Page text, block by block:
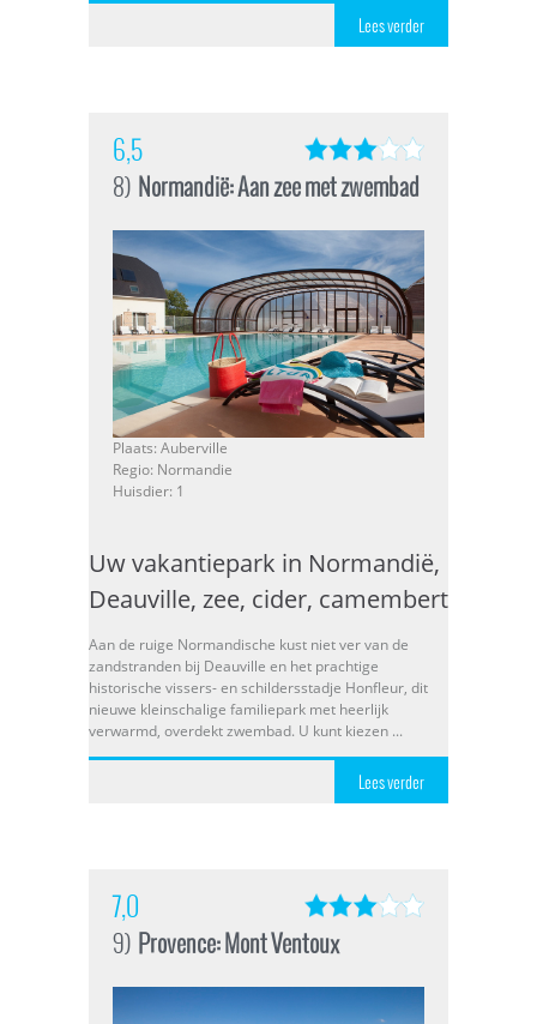
Lees verder
6,5
8) Normandië: Aan zee met zwembad
Plaats: Auberville
Regio: Normandie
Huisdier: 1
Uw vakantiepark in Normandië,
Deauville, zee, cider, camembert
Aan de ruige Normandische kust niet ver van de
zandstranden bij Deauville en het prachtige
historische vissers- en schildersstadje Honfleur, dit
nieuwe kleinschalige familiepark met heerlijk
verwarmd, overdekt zwembad. U kunt kiezen ...
Lees verder
7,0
9) Provence: Mont Ventoux